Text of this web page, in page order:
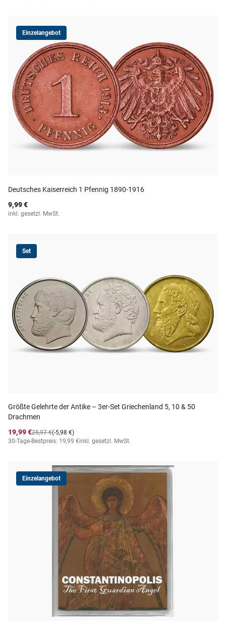
Einzelangebot
Deutsches Kaiserreich 1 Pfennig 1890-1916
9,99 €
inkl. gesetzl. MwSt.
Set
Größte Gelehrte der Antike – 3er-Set Griechenland 5, 10 & 50
Drachmen
19,99 €
(-5,98 €)
25,97 €
30-Tage-Bestpreis: 19,99 €inkl. gesetzl. MwSt.
Einzelangebot